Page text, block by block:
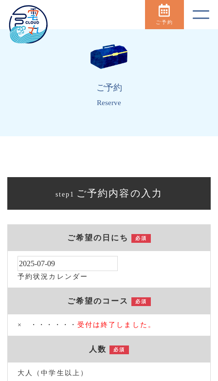
ご予約
ご予約
Reserve
step1 ご予約内容の入力
ご希望の日にち 必須
予約状況カレンダー
ご希望のコース 必須
× ・・・・・・ 受付は終了しました。
人数 必須
大人（中学生以上）